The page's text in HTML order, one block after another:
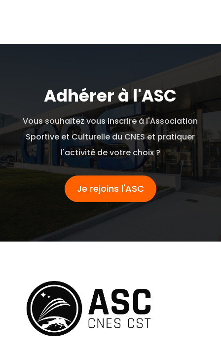
Adhérer à l'ASC
Vous souhaitez vous inscrire à l'Association
Sportive et Culturelle du CNES et pratiquer
l'activité de votre choix ?
Je rejoins l'ASC